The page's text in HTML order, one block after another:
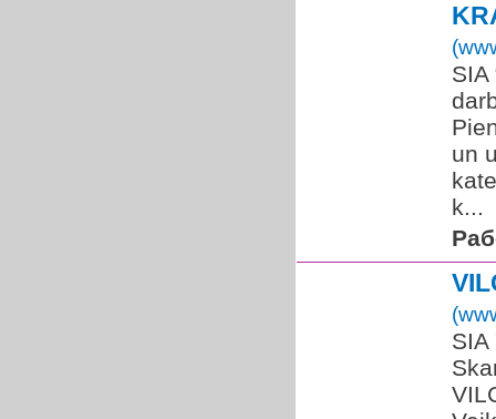
SIA
un
k...
SIA